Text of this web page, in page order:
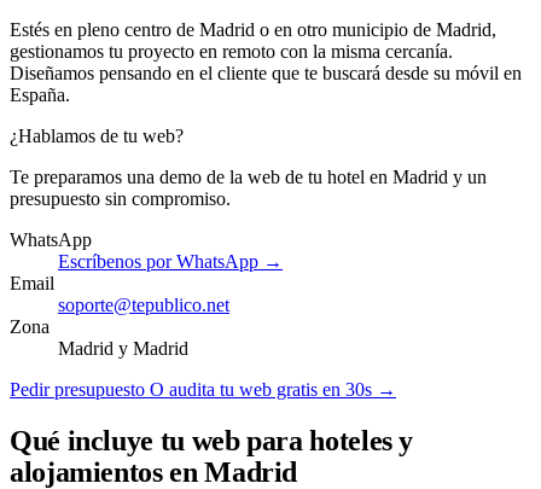
Estés en pleno centro de Madrid o en otro municipio de Madrid,
gestionamos tu proyecto en remoto con la misma cercanía.
Diseñamos pensando en el cliente que te buscará desde su móvil en
España.
¿Hablamos de tu web?
Te preparamos una demo de la web de tu hotel en Madrid y un
presupuesto sin compromiso.
WhatsApp
Escríbenos por WhatsApp →
Email
soporte@tepublico.net
Zona
Madrid y Madrid
Pedir presupuesto O audita tu web gratis en 30s →
Qué incluye tu web para hoteles y
alojamientos en Madrid